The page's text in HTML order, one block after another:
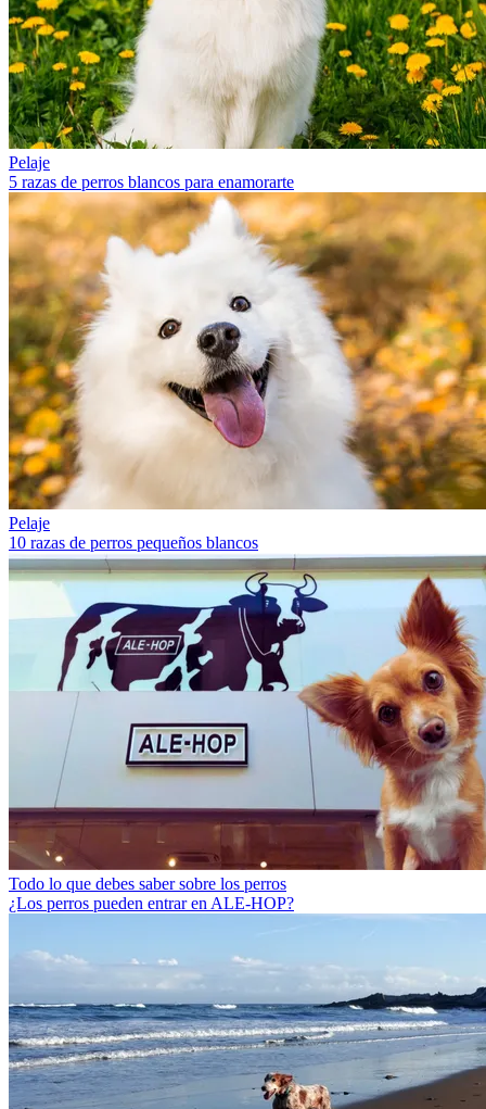
Pelaje
5 razas de perros blancos para enamorarte
Pelaje
10 razas de perros pequeños blancos
Todo lo que debes saber sobre los perros
¿Los perros pueden entrar en ALE-HOP?